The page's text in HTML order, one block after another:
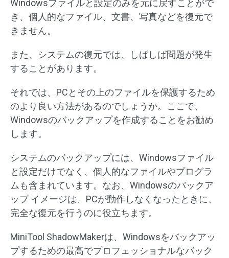
Windowsファイルと設定のみを元に戻すことがで
き、個人的なファイル、文書、写真などを復元で
きません。
また、システムの復元では、しばしば問題が発生
することがあります。
それでは、PCとその上のファイルを保護するため
のより良い方法があるのでしょうか。ここで、
Windowsのバックアップを作成することをお勧め
します。
システムのバックアップには、Windowsファイル
と設定だけでなく、個人的なファイルやプログラ
ムも含まれています。なお、Windowsのバックア
ップ イメージは、PCが動作しなくなったときに、
完全な復元を行うのに役立ちます。
MiniTool ShadowMakerは、Windowsをバックアッ
プするための最高でプロフェッショナルなバック